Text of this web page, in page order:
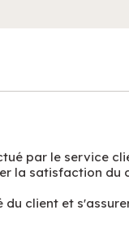
par le service
la satisfaction du
client et